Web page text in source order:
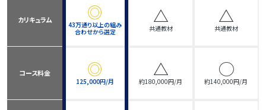
カリキュラム ◎
43万通り以上の組み
合わせから選定
△
共通教材
△
共通教材
コース料金 ◎
125,000円/月
△
約180,000円/月
◯
約140,000円/月